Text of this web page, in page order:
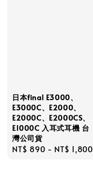
日本final E3000、
E3000C、E2000、
E2000C、E2000CS、
E1000C 入耳式耳機 台
灣公司貨
Regular
NT$ 890 - NT$ 1,800